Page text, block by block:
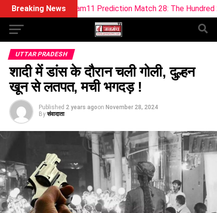
Breaking News
BPH Dream11 Prediction Match 28: The Hundred 2026 (9 Aug)
UTTAR PRADESH
शादी में डांस के दौरान चली गोली, दुल्हन
खून से लतपत, मची भगदड़ !
Published 2 years agoon November 28, 2024
By संवादाता